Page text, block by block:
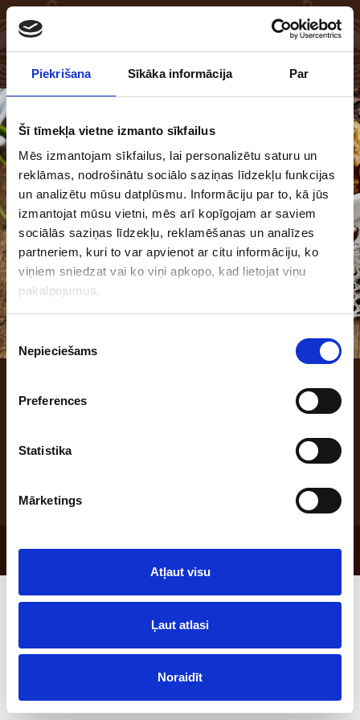
Piekrišana Sīkāka informācija Par
Šī tīmekļa vietne izmanto sīkfailus
Mēs izmantojam sīkfailus, lai personalizētu saturu un
reklāmas, nodrošinātu sociālo saziņas līdzekļu funkcijas
un analizētu mūsu datplūsmu. Informāciju par to, kā jūs
izmantojat mūsu vietni, mēs arī kopīgojam ar saviem
sociālās saziņas līdzekļu, reklamēšanas un analīzes
partneriem, kuri to var apvienot ar citu informāciju, ko
viņiem sniedzat vai ko viņi apkopo, kad lietojat viņu
pakalpojumus.
Piekrišanas
izvēle
Nepieciešams
Preferences
Statistika
Mārketings
Atļaut visu
Ļaut atlasi
Noraidīt
EN
Address: "Benūžu - Skauģi", Babītes pag., Babītes nov., Latvija, LV-2107;
© 2026 SIA "Lāči"